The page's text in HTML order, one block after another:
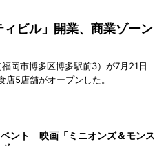
ビル」開業、商業ゾーン
岡市博多区博多駅前3）が7月21日
5店舗がオープンした。
ント 映画「ミニオンズ＆モンス